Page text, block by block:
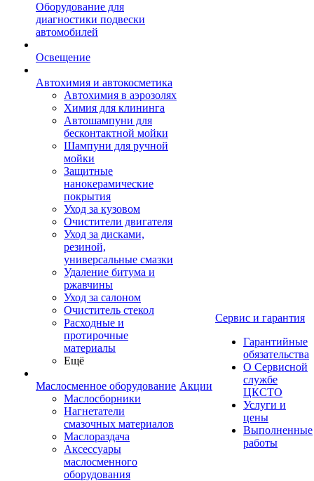
Оборудование для
диагностики подвески
автомобилей
Освещение
Автохимия и автокосметика
Автохимия в аэрозолях
Химия для клининга
Автошампуни для
бесконтактной мойки
Шампуни для ручной
мойки
Защитные
нанокерамические
покрытия
Уход за кузовом
Очистители двигателя
Уход за дисками,
резиной,
универсальные смазки
Удаление битума и
ржавчины
Уход за салоном
Очиститель стекол
Расходные и
протирочные
материалы
Ещё
Маслосменное оборудование
Маслосборники
Нагнетатели
смазочных материалов
Маслораздача
Аксессуары
маслосменного
оборудования
Акции
Сервис и гарантия
Гарантийные
обязательства
О Сервисной
службе
ЦКСТО
Услуги и
цены
Выполненные
работы